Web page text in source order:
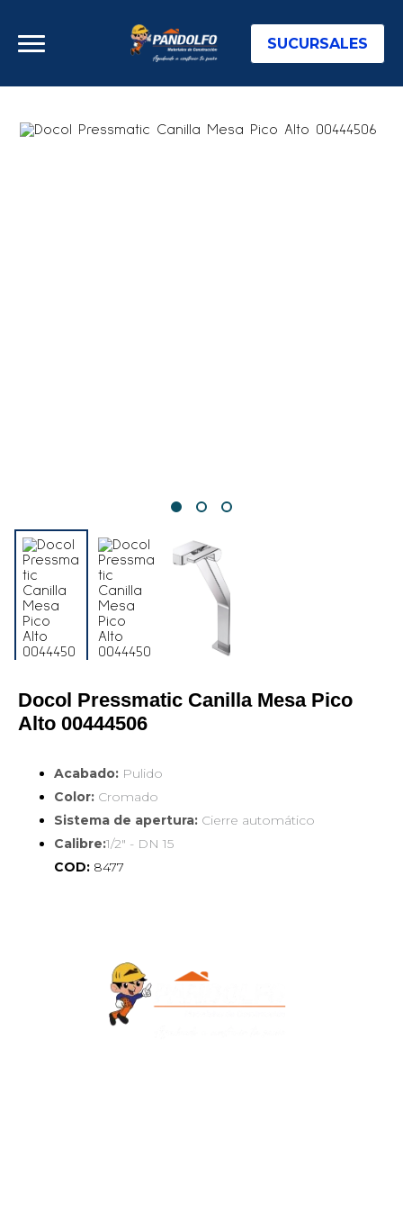
SUCURSALES
Docol Pressmatic Canilla Mesa Pico
Alto 00444506
Acabado: Pulido
Color: Cromado
Sistema de apertura: Cierre automático
Calibre:1/2" - DN 15
COD: 8477